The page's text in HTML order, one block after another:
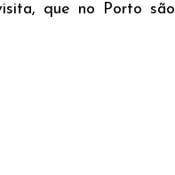
que no Porto são